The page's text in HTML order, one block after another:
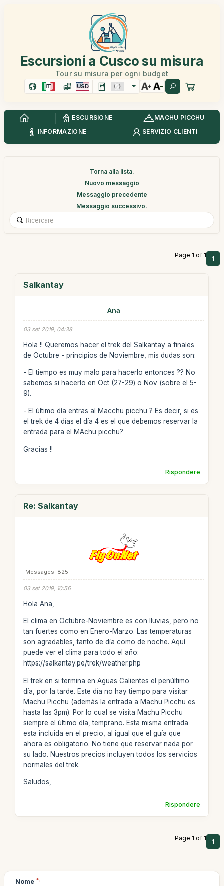
Escursioni a Cusco su misura
Tour su misura per ogni budget
IT USD
ESCURSIONE
MACHU PICCHU
INFORMAZIONE
SERVIZIO CLIENTI
Torna alla lista.
Nuovo messaggio
Messaggio precedente
Messaggio successivo.
Page 1 of 1 1
Salkantay
Ana
03 set 2019, 04:38
Hola !! Queremos hacer el trek del Salkantay a finales
de Octubre - principios de Noviembre, mis dudas son:
- El tiempo es muy malo para hacerlo entonces ?? No
sabemos si hacerlo en Oct (27-29) o Nov (sobre el 5-
9).
- El último día entras al Macchu picchu ? Es decir, si es
el trek de 4 días el día 4 es el que debemos reservar la
entrada para el MAchu picchu?
Gracias !!
Rispondere
Re: Salkantay
Messages: 825
03 set 2019, 10:56
Hola Ana,
El clima en Octubre-Noviembre es con lluvias, pero no
tan fuertes como en Enero-Marzo. Las temperaturas
son agradables, tanto de día como de noche. Aquí
puede ver el clima para todo el año:
https://salkantay.pe/trek/weather.php
El trek en si termina en Aguas Calientes el penúltimo
día, por la tarde. Este día no hay tiempo para visitar
Machu Picchu (además la entrada a Machu Picchu es
hasta las 3pm). Por lo cual se visita Machu Picchu
siempre el último día, temprano. Esta misma entrada
esta incluida en el precio, al igual que el guía que
ahora es obligatorio. No tiene que reservar nada por
su lado. Nuestros precios incluyen todos los servicios
normales del trek.
Saludos,
Rispondere
Page 1 of 1 1
Nome *: